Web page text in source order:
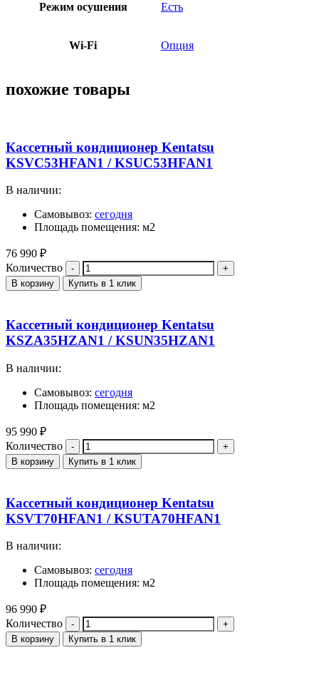
Режим осушения Есть
Wi-Fi Опция
похожие товары
Кассетный кондиционер Kentatsu
KSVC53HFAN1 / KSUC53HFAN1
В наличии:
Самовывоз: сегодня
Площадь помещения: м2
76 990 ₽
Количество
В корзину Купить в 1 клик
Кассетный кондиционер Kentatsu
KSZA35HZAN1 / KSUN35HZAN1
В наличии:
Самовывоз: сегодня
Площадь помещения: м2
95 990 ₽
Количество
В корзину Купить в 1 клик
Кассетный кондиционер Kentatsu
KSVT70HFAN1 / KSUTA70HFAN1
В наличии:
Самовывоз: сегодня
Площадь помещения: м2
96 990 ₽
Количество
В корзину Купить в 1 клик